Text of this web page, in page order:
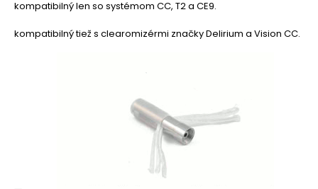
kompatibilný len so systémom CC, T2 a CE9.
kompatibilný tiež s clearomizérmi značky Delirium a Vision CC.